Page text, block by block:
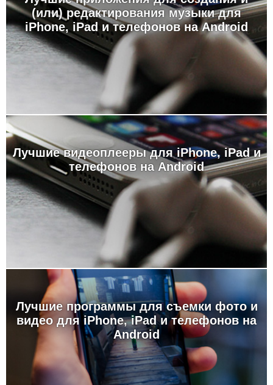
(или) редактирования музыки для
iPhone, iPad и телефонов на Android
Лучшие видеоплееры для iPhone, iPad и
телефонов на Android
Лучшие программы для съемки фото и
видео для iPhone, iPad и телефонов на
Android